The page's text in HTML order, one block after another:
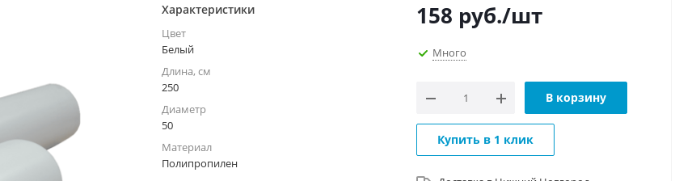
Характеристики
Цвет
Белый
Длина, см
250
Диаметр
50
Материал
Полипропилен
158 руб./шт
Много
В корзину
Купить в 1 клик